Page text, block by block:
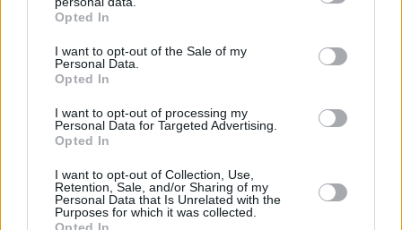
grant or deny consent to Google and its third-party tags to
use your data for below specified purposes in below Google
consent section.
Opted In
I want to opt-out of the Sale of my
Personal Data.
Opted In
I want to opt-out of processing my
Personal Data for Targeted Advertising.
Opted In
I want to opt-out of Collection, Use,
Retention, Sale, and/or Sharing of my
Personal Data that Is Unrelated with the
Purposes for which it was collected.
Opted In